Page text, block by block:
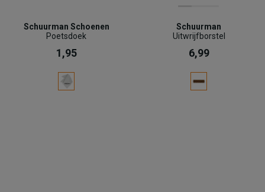
Schuurman Schoenen
Poetsdoek
1,95
Schuurman
Uitwrijfborstel
6,99